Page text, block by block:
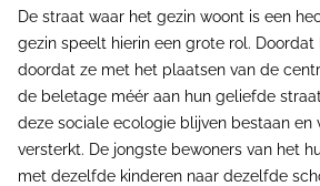
De straat waar het gezin woont is een
gezin speelt hierin een grote rol.
doordat ze met het plaatsen van de
de beletage méér aan hun geliefde
deze sociale ecologie blijven bestaan en
versterkt. De jongste bewoners van het
met dezelfde kinderen naar dezelfde